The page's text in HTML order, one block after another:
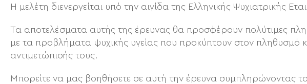
Η μελέτη διενεργείται υπό την αιγίδα της Ελληνικής Ψυχιατρικής
Τα αποτελέσματα αυτής της έρευνας θα προσφέρουν πολύτιμες
με τα προβλήματα ψυχικής υγείας που προκύπτουν στον πληθυσμό
αντιμετώπισής τους.
Μπορείτε να μας βοηθήσετε σε αυτή την έρευνα συμπληρώνοντας